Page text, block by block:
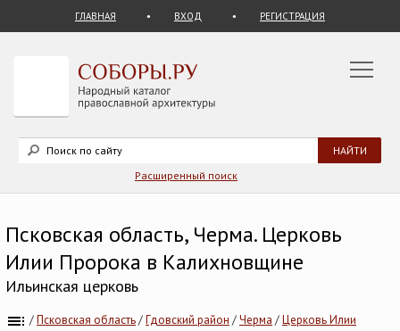
ГЛАВНАЯ ВХОД РЕГИСТРАЦИЯ
Расширенный поиск
Псковская область, Черма. Церковь
Илии Пророка в Калихновщине
Ильинская церковь
/Псковская область/Гдовский район /Черма /Церковь Илии